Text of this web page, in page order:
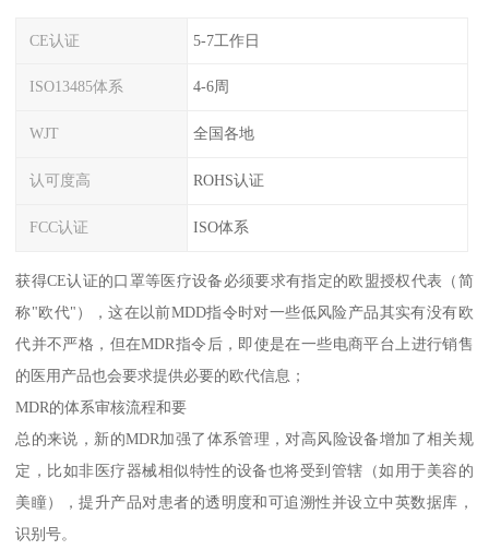
CE认证 5-7工作日
ISO13485体系 4-6周
WJT 全国各地
认可度高 ROHS认证
FCC认证 ISO体系
获得CE认证的口罩等医疗设备必须要求有指定的欧盟授权代表（简
称"欧代"），这在以前MDD指令时对一些低风险产品其实有没有欧
代并不严格，但在MDR指令后，即使是在一些电商平台上进行销售
的医用产品也会要求提供必要的欧代信息；
MDR的体系审核流程和要
总的来说，新的MDR加强了体系管理，对高风险设备增加了相关规
定，比如非医疗器械相似特性的设备也将受到管辖（如用于美容的
美瞳），提升产品对患者的透明度和可追溯性并设立中英数据库，
识别号。